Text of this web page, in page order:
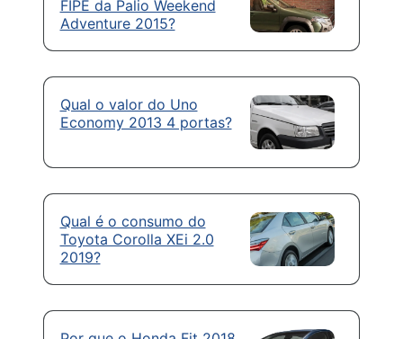
FIPE da Palio Weekend
Adventure 2015?
Qual o valor do Uno
Economy 2013 4 portas?
Qual é o consumo do
Toyota Corolla XEi 2.0
2019?